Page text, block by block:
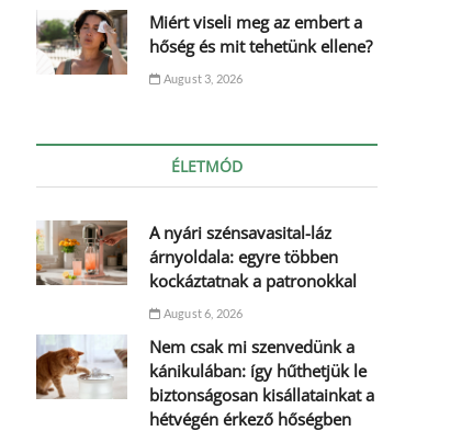
Miért viseli meg az embert a
hőség és mit tehetünk ellene?
August 3, 2026
ÉLETMÓD
A nyári szénsavasital-láz
árnyoldala: egyre többen
kockáztatnak a patronokkal
August 6, 2026
Nem csak mi szenvedünk a
kánikulában: így hűthetjük le
biztonságosan kisállatainkat a
hétvégén érkező hőségben